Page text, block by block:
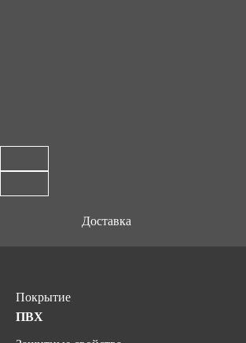
Доставка
Покрытие
ПВХ